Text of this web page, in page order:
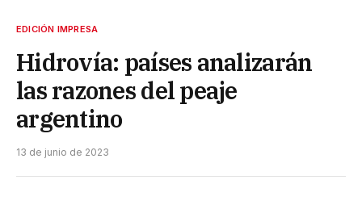
EDICIÓN IMPRESA
Hidrovía: países analizarán
las razones del peaje
argentino
13 de junio de 2023